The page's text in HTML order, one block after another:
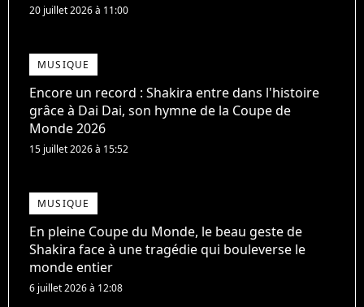
20 juillet 2026 à 11:00
MUSIQUE
Encore un record : Shakira entre dans l'histoire
grâce à Dai Dai, son hymne de la Coupe de
Monde 2026
15 juillet 2026 à 15:52
MUSIQUE
En pleine Coupe du Monde, le beau geste de
Shakira face à une tragédie qui bouleverse le
monde entier
6 juillet 2026 à 12:08